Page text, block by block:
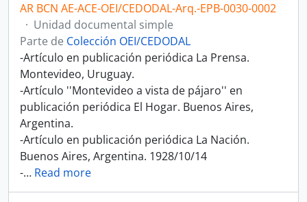
AR BCN AE-ACE-OEI/CEDODAL-Arq.-EPB-0030-0002
· Unidad documental simple
Parte de Colección OEI/CEDODAL
-Artículo en publicación periódica La Prensa.
Montevideo, Uruguay.
-Artículo ''Montevideo a vista de pájaro'' en
publicación periódica El Hogar. Buenos Aires,
Argentina.
-Artículo en publicación periódica La Nación.
Buenos Aires, Argentina. 1928/10/14
-… Read more